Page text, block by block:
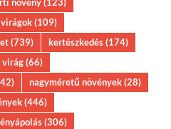
növény(123)
(109)
(739) kertészkedés(174)
virág(66)
nagyméretű növények(28)
(446)
(306)